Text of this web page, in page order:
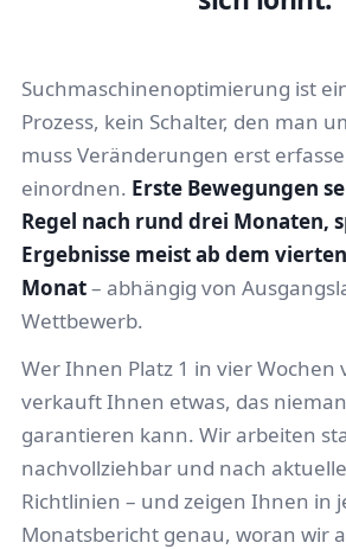
Suchmaschinenoptimierung ist
Prozess, kein Schalter, den man
muss Veränderungen erst
einordnen. Erste Bewegungen
Regel nach rund drei Monaten,
Ergebnisse meist ab dem
Monat– abhängig von
Wettbewerb.
Wer Ihnen Platz 1 in vier Wochen
verkauft Ihnen etwas, das
garantieren kann. Wir arbeiten
nachvollziehbar und nach
Richtlinien – und zeigen Ihnen in
Monatsbericht genau, woran wir